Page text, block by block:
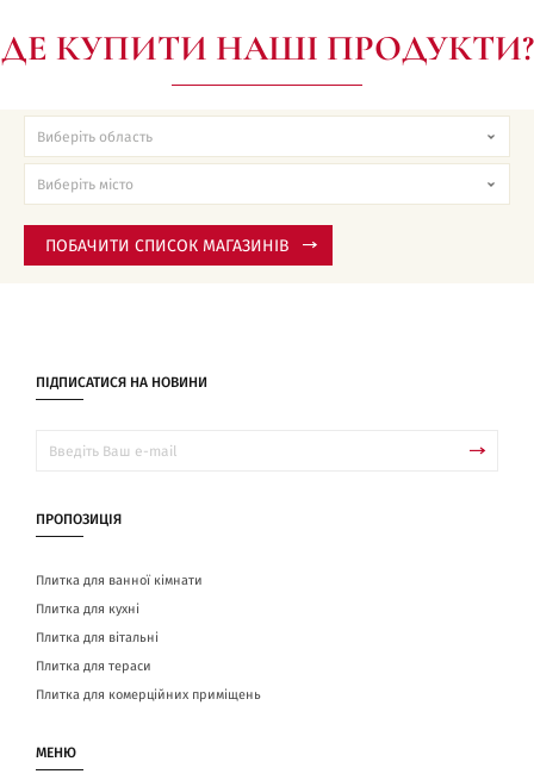
ДЕ КУПИТИ НАШІ ПРОДУКТИ?
ПОБАЧИТИ СПИСОК МАГАЗИНІВ
ПІДПИСАТИСЯ НА НОВИНИ
ПРОПОЗИЦІЯ
Плитка для ванної кімнати
Плитка для кухні
Плитка для вітальні
Плитка для тераси
Плитка для комерційних приміщень
МЕНЮ